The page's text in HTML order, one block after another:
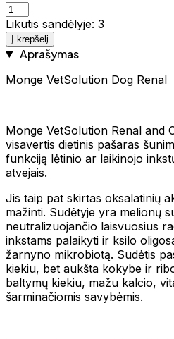
Likutis sandėlyje: 3
Į krepšelį
Aprašymas
Monge VetSolution Dog Renal
Monge VetSolution Renal and
visavertis dietinis pašaras
funkciją lėtinio ar laikinojo
atvejais.
Jis taip pat skirtas oksalatinių
mažinti. Sudėtyje yra melionų
neutralizuojančio laisvuosius
inkstams palaikyti ir ksilo
žarnyno mikrobiotą. Sudėtis
kiekiu, bet aukšta kokybe ir
baltymų kiekiu, mažu kalcio,
šarminačiomis savybėmis.